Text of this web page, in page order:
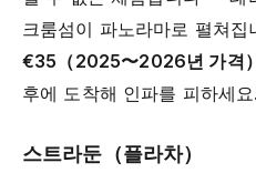
크룸섬이 파노라마로 펼쳐집
€35（2025〜2026년 가격
후에 도착해 인파를 피하세
스트라둔（플라차）